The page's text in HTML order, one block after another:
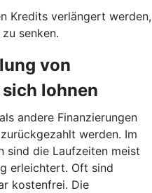
Kredits verlängert werden,
senken.
von
lohnen
andere Finanzierungen
werden. Im
sind die Laufzeiten meist
erleichtert. Oft sind
kostenfrei. Die